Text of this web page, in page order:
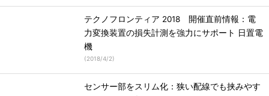
テクノフロンティア 2018 開催直前情報：電
力変換装置の損失計測を強力にサポート 日置電
機
(2018/4/2)
センサー部をスリム化：狭い配線でも挟みやす